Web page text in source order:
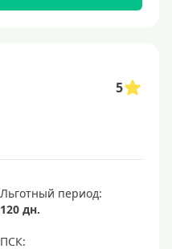
5
Льготный период:
120 дн.